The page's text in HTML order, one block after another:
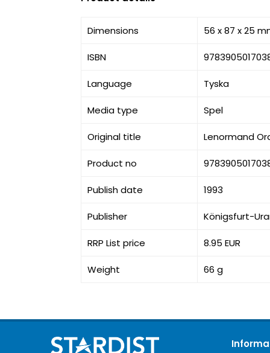
Dimensions 56 x 87 x 25
ISBN
Language Tyska
Media type Spel
Original title Lenormand
Product no
Publish date 1993
Publisher Königsfurt-
RRP List price 8.95 EUR
Weight 66 g